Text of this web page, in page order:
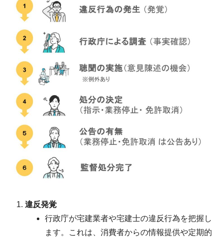
違反発覚
行政庁が宅建業者や宅建士の違反行為を把握し
ます。これは、消費者からの情報提供や定期的